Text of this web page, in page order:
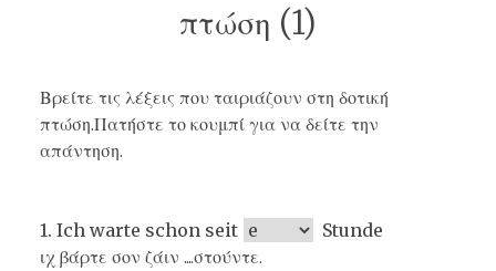
πτώση (1)
Βρείτε τις λέξεις που ταιριάζουν στη δοτική
πτώση.Πατήστε το κουμπί για να δείτε την
απάντηση.
1. Ich warte schon seit
Stunde
ιχ βάρτε σον ζάιν ....στούντε.